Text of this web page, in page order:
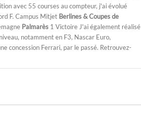
avec 55 courses au compteur, j'ai évolué
F. Campus Mitjet Berlines & Coupes de
Palmarès 1 Victoire J'ai également réalisé
notamment en F3, Nascar Euro,
concession Ferrari, par le passé. Retrouvez-